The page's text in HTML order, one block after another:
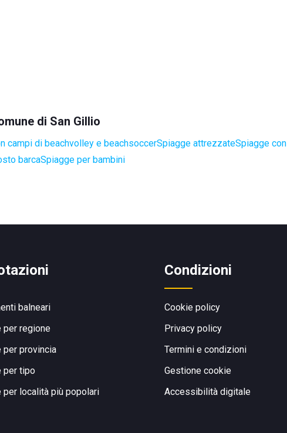
di San Gillio
campi di beachvolley e beachsoccerSpiagge attrezzateSpiagge
barcaSpiagge per bambini
balneari
per regione
per provincia
per tipo
per località più popolari
Condizioni
Cookie policy
Privacy policy
Termini e condizioni
Gestione cookie
Accessibilità digitale